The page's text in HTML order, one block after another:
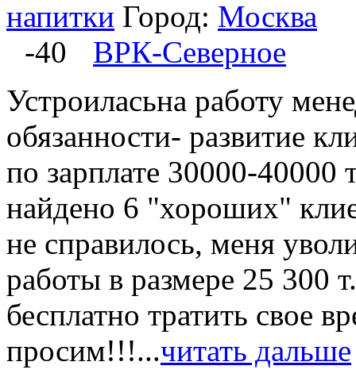
напитки Город: Москва
-40
ВРК-Северное
Устроиласьна работу
обязанности- развитие
по зарплате 30000-40000
найдено 6 "хороших"
не справилось, меня
работы в размере 25 300
бесплатно тратить свое
просим!!!...читать дальше